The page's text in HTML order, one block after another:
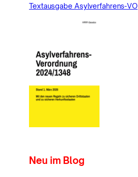
Textausgabe Asylverfahrens-VO
Neu im Blog